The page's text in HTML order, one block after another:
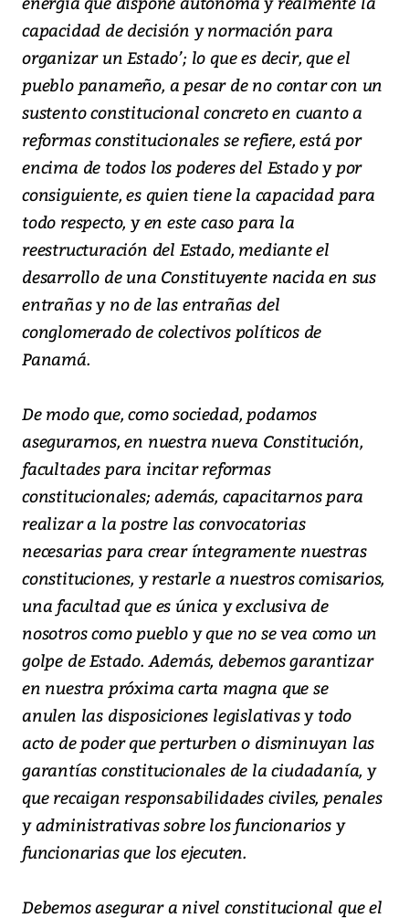
capacidad de decisión y normación para
organizar un Estado’; lo que es decir, que el
pueblo panameño, a pesar de no contar con un
sustento constitucional concreto en cuanto a
reformas constitucionales se refiere, está por
encima de todos los poderes del Estado y por
consiguiente, es quien tiene la capacidad para
todo respecto, y en este caso para la
reestructuración del Estado, mediante el
desarrollo de una Constituyente nacida en sus
entrañas y no de las entrañas del
conglomerado de colectivos políticos de
Panamá.
De modo que, como sociedad, podamos
asegurarnos, en nuestra nueva Constitución,
facultades para incitar reformas
constitucionales; además, capacitarnos para
realizar a la postre las convocatorias
necesarias para crear íntegramente nuestras
constituciones, y restarle a nuestros comisarios,
una facultad que es única y exclusiva de
nosotros como pueblo y que no se vea como un
golpe de Estado. Además, debemos garantizar
en nuestra próxima carta magna que se
anulen las disposiciones legislativas y todo
acto de poder que perturben o disminuyan las
garantías constitucionales de la ciudadanía, y
que recaigan responsabilidades civiles, penales
y administrativas sobre los funcionarios y
funcionarias que los ejecuten.
Debemos asegurar a nivel constitucional que el